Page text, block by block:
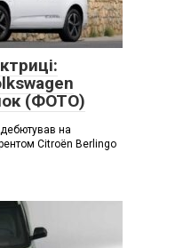
(ФОТО)
на
Citroën Berlingo